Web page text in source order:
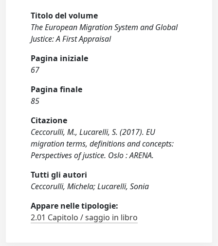
Titolo del volume
The European Migration System and Global
Justice: A First Appraisal
Pagina iniziale
67
Pagina finale
85
Citazione
Ceccorulli, M., Lucarelli, S. (2017). EU
migration terms, definitions and concepts:
Perspectives of justice. Oslo : ARENA.
Tutti gli autori
Ceccorulli, Michela; Lucarelli, Sonia
Appare nelle tipologie:
2.01 Capitolo / saggio in libro